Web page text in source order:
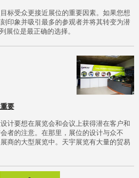
标受众更接近展位的重要因素。如果您想
印象并吸引最多的参观者并将其转变为潜
展位是最正确的选择。
要
计要想在展览会和会议上获得潜在客户和
者的注意。在那里，展位的设计与众不
商的大型展览中。天宇展览有大量的贸易